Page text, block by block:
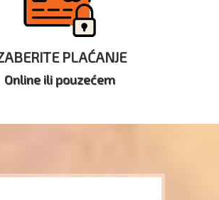
PLAĆANJE
Online ili pouzećem